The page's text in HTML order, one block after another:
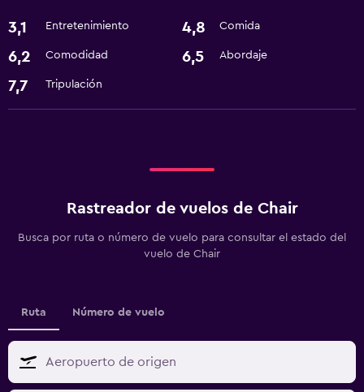
3,1 Entretenimiento 4,8 Comida
6,2 Comodidad 6,5 Abordaje
7,7 Tripulación
Rastreador de vuelos de Chair
Busca por ruta o número de vuelo para consultar el estado del
vuelo de Chair
Ruta Número de vuelo